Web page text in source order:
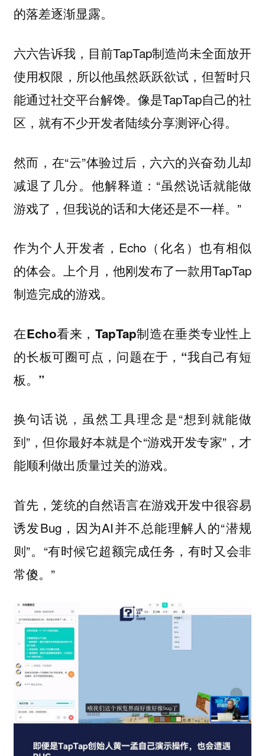
的落差逐渐显露。
六六告诉我，目前TapTap制造尚未全面放开
使用权限，所以他虽然跃跃欲试，但暂时只
能通过社交平台解馋。像是TapTap自己的社
区，就有不少开发者陆续分享测评心得。
然而，在“云”体验过后，六六的兴奋劲儿却
减退了几分。他解释道：“虽然说话就能做
游戏了，但我说的话和大佬还是不一样。”
作为个人开发者，Echo（化名）也有相似
的体会。上个月，他刚发布了一款用TapTap
制造完成的游戏。
在Echo看来，TapTap制造在垂类专业性上
的长板可圈可点，问题在于，“我自己有短
板。”
换句话说，虽然工具理念是“想到就能做
到”，但你最好本就是个“游戏开发专家”，才
能顺利做出质量过关的游戏。
首先，笼统的自然语言在游戏开发中很容易
诱发Bug，因为AI并不总能理解人的“潜规
则”。“有时候它超额完成任务，有时又会非
常傻。”